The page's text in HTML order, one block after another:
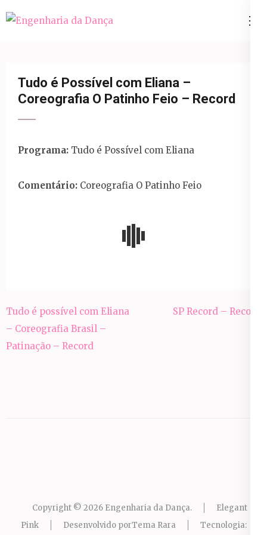
para
(Pressione
Enter)
Tudo é Possível com Eliana –
Coreografia O Patinho Feio – Record
Programa: Tudo é Possível com Eliana
Comentário: Coreografia O Patinho Feio
Navegação
de
Post
Tudo é possível com Eliana
– Coreografia Brasil –
Patinação – Record
SP Record – Record
Copyright © 2026 Engenharia da Dança.
Elegant
Pink
Desenvolvido porTema Rara Tecnologia: